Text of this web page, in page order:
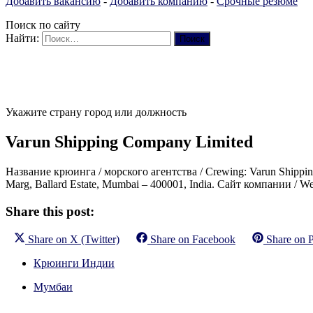
Поиск по сайту
Найти:
Укажите страну город или должность
Varun Shipping Company Limited
Название крюинга / морского агентства / Crewing: Varun
Marg, Ballard Estate, Mumbai – 400001, India. Сайт компании /
Share this post:
Share on X (Twitter) Share on Facebook Share on
Крюинги Индии
Мумбаи